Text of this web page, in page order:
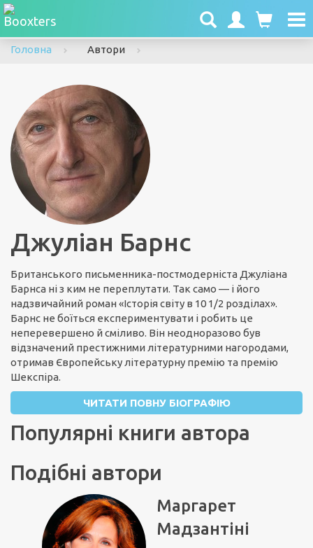
Головна
Автори
Джуліан Барнс
Британського письменника-постмодерніста Джуліана
Барнса ні з ким не переплутати. Так само — і його
надзвичайний роман «Історія світу в 10 1/2 розділах».
Барнс не боїться експериментувати і робить це
неперевершено й сміливо. Він неодноразово був
відзначений престижними літературними нагородами,
отримав Європейську літературну премію та премію
Шекспіра.
ЧИТАТИ ПОВНУ БІОГРАФІЮ
Популярні книги автора
Подібні автори
Маргарет
Мадзантіні